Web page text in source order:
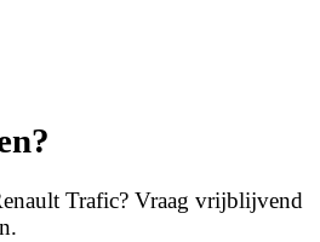
Trafic? Vraag vrijblijvend